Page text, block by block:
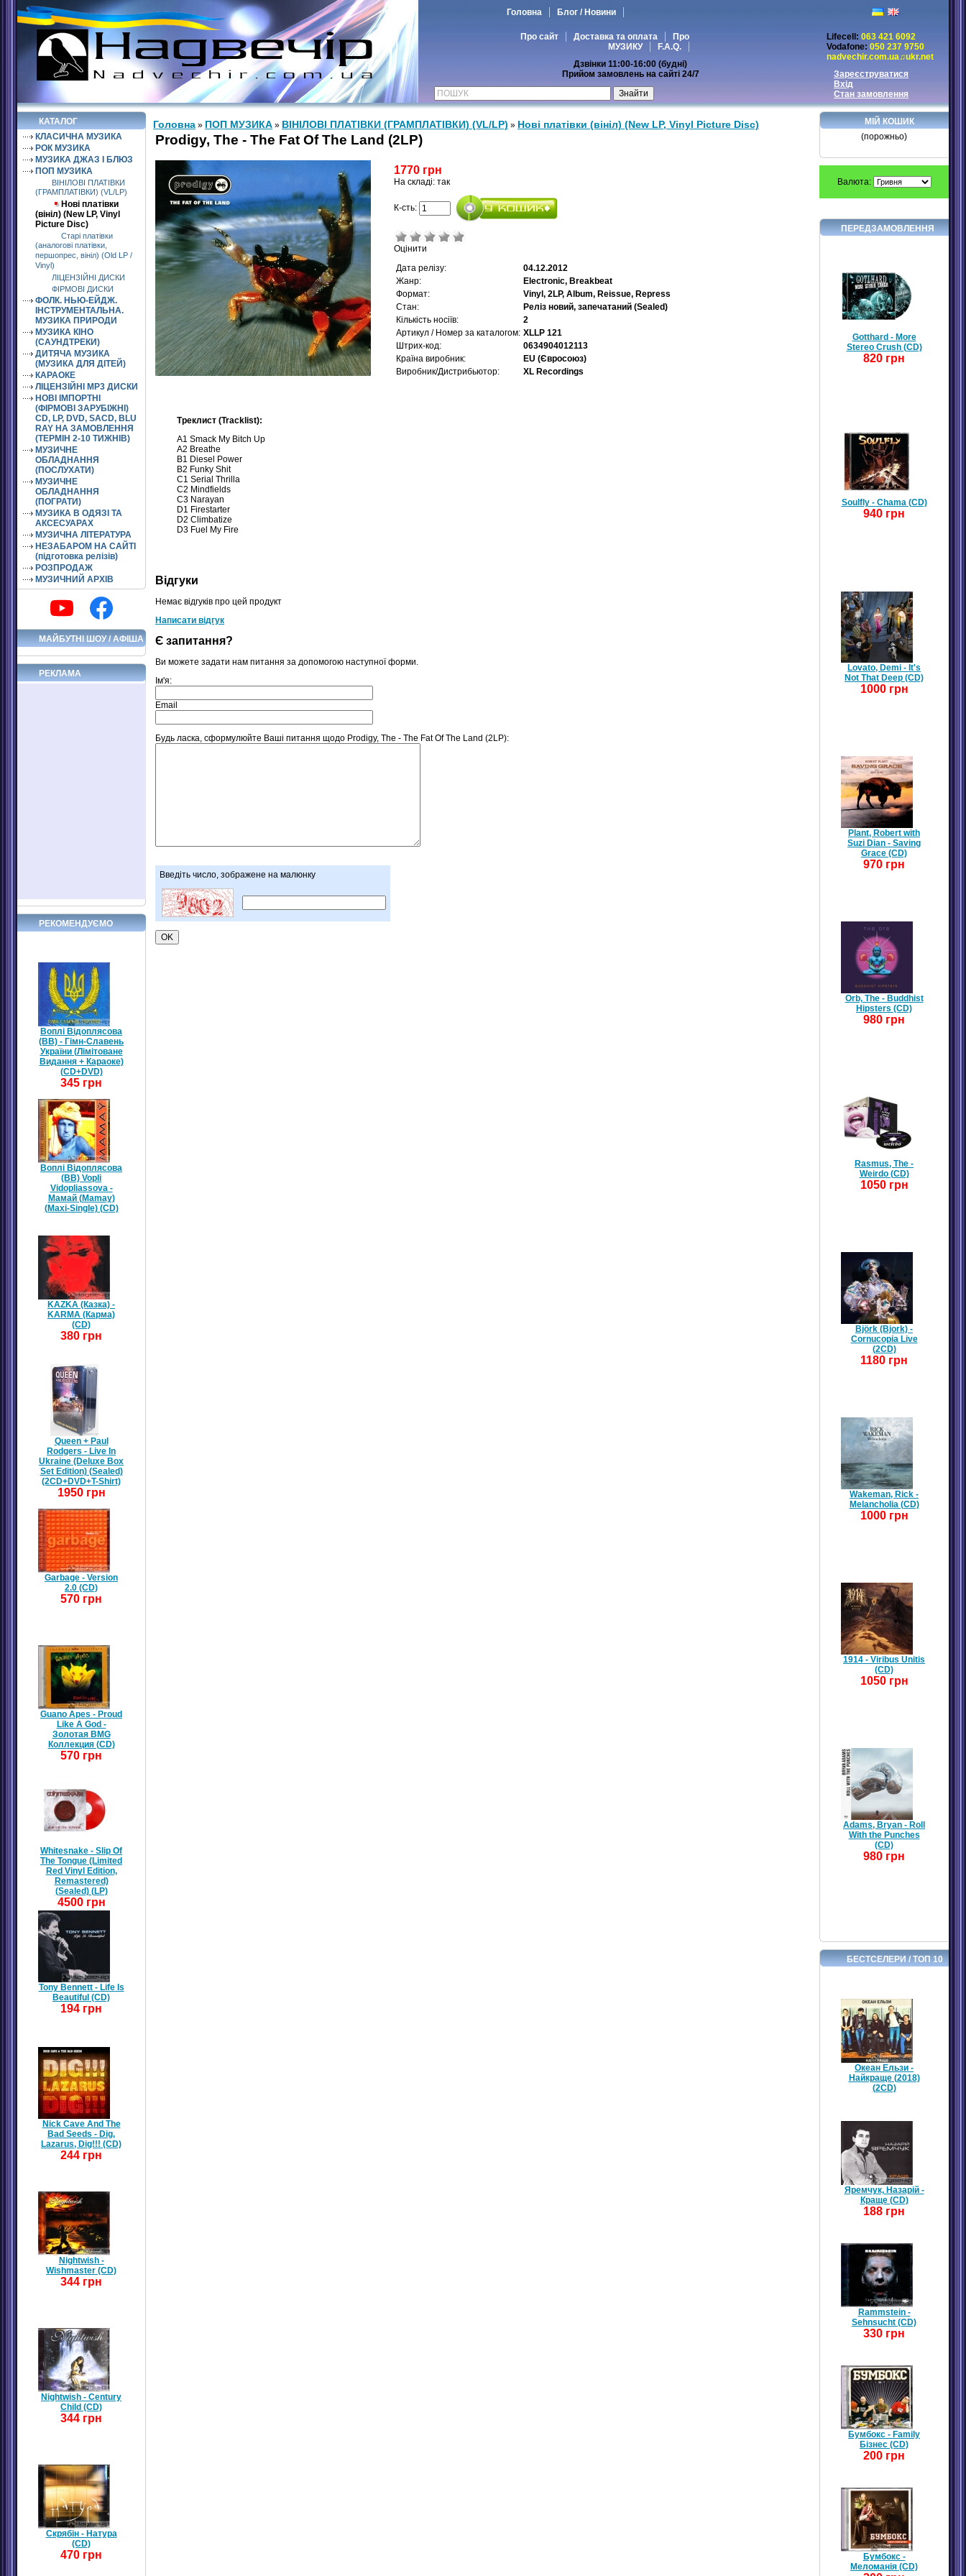
Головна Блог / Новини
Про сайт Доставка та оплата
Про
МУЗИКУ
F.A.Q.
Дзвінки 11:00-16:00 (будні)
Прийом замовлень на сайті 24/7
Lifecell: 063 421 6092
Vodafone: 050 237 9750
nadvechir.com.ua♫ukr.net
Зареєструватися
Вхід
Стан замовлення
КАТАЛОГ
КЛАСИЧНА МУЗИКА
РОК МУЗИКА
МУЗИКА ДЖАЗ І БЛЮЗ
ПОП МУЗИКА
ВІНІЛОВІ ПЛАТІВКИ
(ГРАМПЛАТІВКИ) (VL/LP)
Нові платівки
(вініл) (New LP, Vinyl
Picture Disc)
Старі платівки
(аналогові платівки,
першопрес, вініл) (Old LP /
Vinyl)
ЛІЦЕНЗІЙНІ ДИСКИ
ФІРМОВІ ДИСКИ
ФОЛК. НЬЮ-ЕЙДЖ.
ІНСТРУМЕНТАЛЬНА.
МУЗИКА ПРИРОДИ
МУЗИКА КІНО
(САУНДТРЕКИ)
ДИТЯЧА МУЗИКА
(МУЗИКА ДЛЯ ДІТЕЙ)
КАРАОКЕ
ЛІЦЕНЗІЙНІ MP3 ДИСКИ
НОВІ ІМПОРТНІ
(ФІРМОВІ ЗАРУБІЖНІ)
CD, LP, DVD, SACD, BLU
RAY НА ЗАМОВЛЕННЯ
(ТЕРМІН 2-10 ТИЖНІВ)
МУЗИЧНЕ
ОБЛАДНАННЯ
(ПОСЛУХАТИ)
МУЗИЧНЕ
ОБЛАДНАННЯ
(ПОГРАТИ)
МУЗИКА В ОДЯЗІ ТА
АКСЕСУАРАХ
МУЗИЧНА ЛІТЕРАТУРА
НЕЗАБАРОМ НА САЙТІ
(підготовка релізів)
РОЗПРОДАЖ
МУЗИЧНИЙ АРХІВ
МАЙБУТНІ ШОУ / АФІША
РЕКЛАМА
РЕКОМЕНДУЄМО
Воплі Відоплясова
(ВВ) - Гімн-Славень
України (Лімітоване
Видання + Караоке)
(CD+DVD)
345 грн
Воплі Відоплясова
(ВВ) Vopli
Vidopliassova -
Мамай (Mamay)
(Maxi-Single) (CD)
KAZKA (Казка) -
KARMA (Карма)
(CD)
380 грн
Queen + Paul
Rodgers - Live In
Ukraine (Deluxe Box
Set Edition) (Sealed)
(2CD+DVD+T-Shirt)
1950 грн
Garbage - Version
2.0 (CD)
570 грн
Guano Apes - Proud
Like A God -
Золотая BMG
Коллекция (CD)
570 грн
Whitesnake - Slip Of
The Tongue (Limited
Red Vinyl Edition,
Remastered)
(Sealed) (LP)
4500 грн
Tony Bennett - Life Is
Beautiful (CD)
194 грн
Nick Cave And The
Bad Seeds - Dig,
Lazarus, Dig!!! (CD)
244 грн
Nightwish -
Wishmaster (CD)
344 грн
Nightwish - Century
Child (CD)
344 грн
Скрябін - Натура
(CD)
470 грн
Головна » ПОП МУЗИКА » ВІНІЛОВІ ПЛАТІВКИ (ГРАМПЛАТІВКИ) (VL/LP) » Нові платівки (вініл) (New LP, Vinyl Picture Disc)
Prodigy, The - The Fat Of The Land (2LP)
1770 грн
На складі: так
К-сть:
Оцінити
Дата релізу:
04.12.2012
Жанр:
Electronic, Breakbeat
Формат:
Vinyl, 2LP, Album, Reissue, Repress
Стан:
Реліз новий, запечатаний (Sealed)
Кількість носіїв:
2
Артикул / Номер за каталогом: XLLP 121
Штрих-код:
0634904012113
Країна виробник:
EU (Євросоюз)
Виробник/Дистрибьютор:
XL Recordings
Треклист (Tracklist):
A1 Smack My Bitch Up
A2 Breathe
B1 Diesel Power
B2 Funky Shit
C1 Serial Thrilla
C2 Mindfields
C3 Narayan
D1 Firestarter
D2 Climbatize
D3 Fuel My Fire
Відгуки
Немає відгуків про цей продукт
Написати відгук
Є запитання?
Ви можете задати нам питання за допомогою наступної форми.
Ім'я:
Email
Будь ласка, сформулюйте Ваші питання щодо Prodigy, The - The Fat Of The Land (2LP):
Введіть число, зображене на малюнку
МІЙ КОШИК
(порожньо)
Валюта:
ПЕРЕДЗАМОВЛЕННЯ
Gotthard - More
Stereo Crush (CD)
820 грн
Soulfly - Chama (CD)
940 грн
Lovato, Demi - It's
Not That Deep (CD)
1000 грн
Plant, Robert with
Suzi Dian - Saving
Grace (CD)
970 грн
Orb, The - Buddhist
Hipsters (CD)
980 грн
Rasmus, The -
Weirdo (CD)
1050 грн
Björk (Bjork) -
Cornucopia Live
(2CD)
1180 грн
Wakeman, Rick -
Melancholia (CD)
1000 грн
1914 - Viribus Unitis
(CD)
1050 грн
Adams, Bryan - Roll
With the Punches
(CD)
980 грн
БЕСТСЕЛЕРИ / ТОП 10
Океан Ельзи -
Найкраще (2018)
(2CD)
Яремчук, Назарій -
Краще (CD)
188 грн
Rammstein -
Sehnsucht (CD)
330 грн
Бумбокс - Family
Бізнес (CD)
200 грн
Бумбокс -
Меломанія (CD)